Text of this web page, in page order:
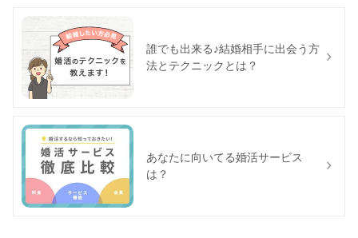
誰でも出来る♪結婚相手に出会う方
法とテクニックとは？
あなたに向いてる婚活サービス
は？